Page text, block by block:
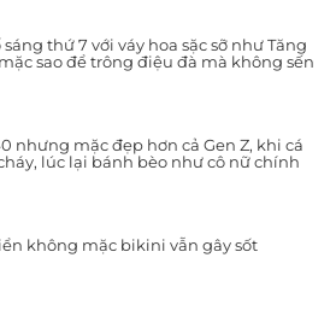
thứ 7 với váy hoa sặc sỡ như Tăng
sao để trông điệu đà mà không sến
nhưng mặc đẹp hơn cả Gen Z, khi cá
lúc lại bánh bèo như cô nữ chính
không mặc bikini vẫn gây sốt